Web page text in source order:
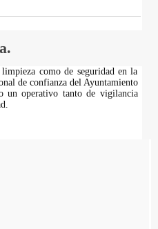
como de seguridad en la
de confianza del Ayuntamiento
un operativo tanto de vigilancia